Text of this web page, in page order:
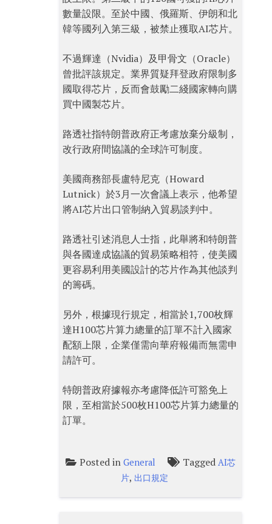
數量設限。至於中國、俄羅斯、伊朗和北
韓等國列入第三級，被禁止獲取AI芯片。
不過輝達（Nvidia）及甲骨文（Oracle）
曾批評該規定。業界質疑拜登政府限制多
國取得芯片，反而會鼓勵二綫國家轉向購
買中國製芯片。
路透社指特朗普政府正考慮放棄分級制，
改行政府間協議的全球許可制度。
美國商務部長盧特尼克（Howard
Lutnick）於3月一次會議上表示，他希望
將AI芯片出口管制納入貿易談判中。
路透社引述消息人士指，此舉將和特朗普
與各國達成協議的貿易策略相符，使美國
更容易利用美國設計的芯片作為其他談判
的籌碼。
另外，根據現行規定，相當於1,700枚輝
達H100芯片算力總量的訂單不計入國家
配額上限，企業僅需向華府報備而無需申
請許可。
特朗普政府據報亦考慮降低許可豁免上
限，至相當於500枚H100芯片算力總量的
訂單。
Posted inGeneral TaggedAI芯
片, 出口規定